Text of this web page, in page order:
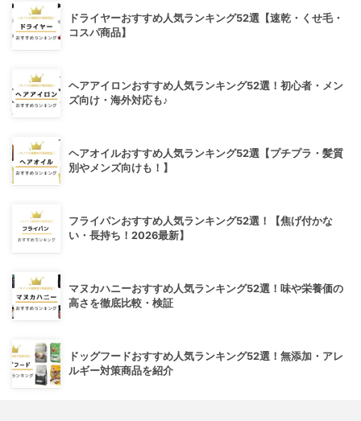
ドライヤーおすすめ人気ランキング52選【速乾・くせ毛・
コスパ商品】
ヘアアイロンおすすめ人気ランキング52選！初心者・メン
ズ向け・海外対応も♪
ヘアオイルおすすめ人気ランキング52選【プチプラ・髪質
別やメンズ向けも！】
フライパンおすすめ人気ランキング52選！【焦げ付かな
い・長持ち！2026最新】
マヌカハニーおすすめ人気ランキング52選！味や栄養価の
高さを徹底比較・検証
ドッグフードおすすめ人気ランキング52選！無添加・アレ
ルギー対策商品を紹介